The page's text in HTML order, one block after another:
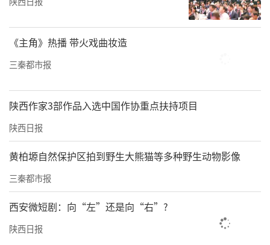
凡参与本次征集活动的创作者，即视为已同意
本启事所有规定。
期待每一份饱含创意与温度的作品，与我们一
澎湃动能。
《主角》热播 带火戏曲妆造
三秦都市报
陕西作家3部作品入选中国作协重点扶持项目
陕西日报
黄柏塬自然保护区拍到野生大熊猫等多种野生动物影像
三秦都市报
西安微短剧：向“左”还是向“右”?
陕西日报